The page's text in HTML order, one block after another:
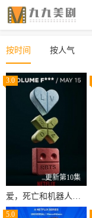
按时间 按人气
3.0
更新第10集
爱，死亡和机器人第四季
5.0